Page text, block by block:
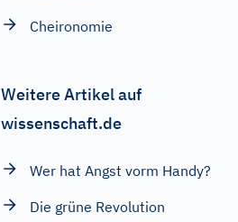
Cheironomie
Weitere Artikel auf
wissenschaft.de
Wer hat Angst vorm Handy?
Die grüne Revolution